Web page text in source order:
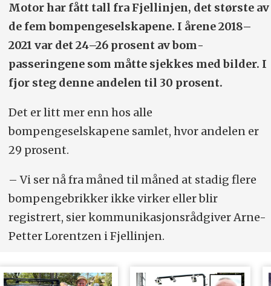
Motor har fått tall fra Fjellinjen, det største av
de fem bompenge­selskapene. I årene 2018–
2021 var det 24–26 prosent av bom­
passeringene som måtte sjekkes med bilder. I
fjor steg denne andelen til 30 prosent.
Det er litt mer enn hos alle
bompengeselskapene samlet, hvor andelen er
29 prosent.
– Vi ser nå fra måned til måned at stadig flere
bompengebrikker ikke virker eller blir
registrert, sier kommunikasjonsrådgiver Arne-
Petter Lorentzen i Fjellinjen.